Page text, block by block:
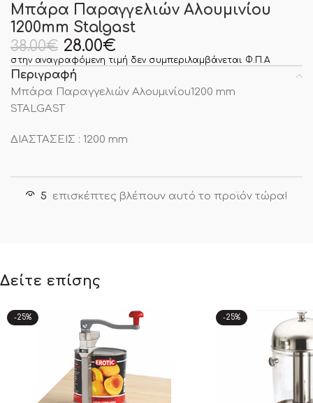
Μπάρα Παραγγελιών Αλουμινίου
1200mm Stalgast
38.00€ 28.00€
στην αναγραφόμενη τιμή δεν συμπεριλαμβάνεται Φ.Π.Α
Περιγραφή
Μπάρα Παραγγελιών Αλουμινίου1200 mm
STALGAST
ΔΙΑΣΤΑΣΕΙΣ : 1200 mm
5 επισκέπτες βλέπουν αυτό το προϊόν τώρα!
Δείτε επίσης
-25% -25%